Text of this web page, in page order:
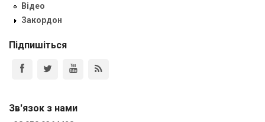
Відео
Закордон
Підпишіться
Зв'язок з нами